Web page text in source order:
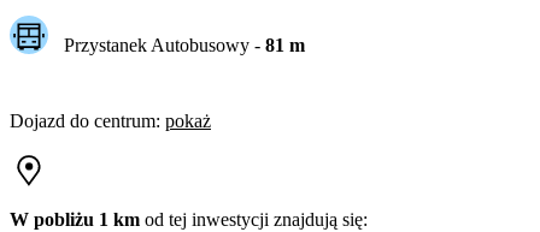
Przystanek Autobusowy - 81 m
Dojazd do centrum: pokaż
W pobliżu 1 km od tej inwestycji znajdują się: